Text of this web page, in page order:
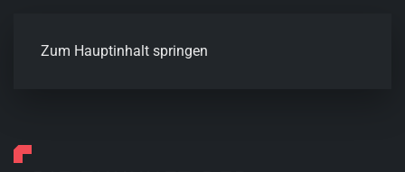
Zum Hauptinhalt springen